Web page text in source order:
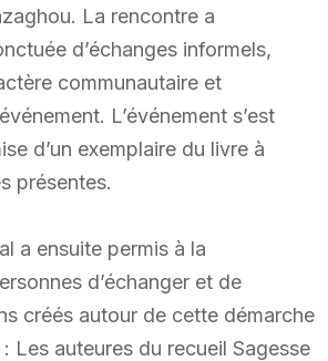
La rencontre a
d’échanges informels,
communautaire et
L’événement s’est
d’un exemplaire du livre à
présentes.
a ensuite permis à la
d’échanger et de
créés autour de cette démarche
Les auteures du recueil Sagesse